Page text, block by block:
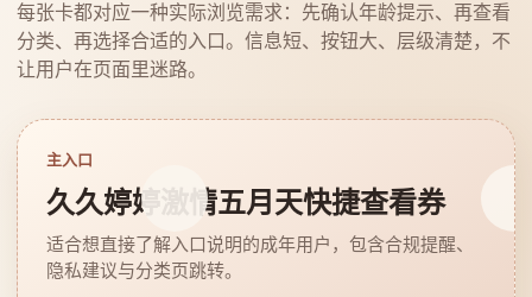
每张卡都对应一种实际浏览需求：先确认年龄提示、再查看
分类、再选择合适的入口。信息短、按钮大、层级清楚，不
让用户在页面里迷路。
主入口
久久婷婷激情五月天快捷查看券
适合想直接了解入口说明的成年用户，包含合规提醒、
隐私建议与分类页跳转。